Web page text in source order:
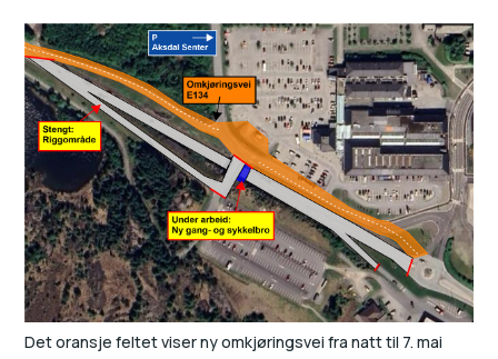
Det oransje feltet viser ny omkjøringsvei fra natt til 7. mai